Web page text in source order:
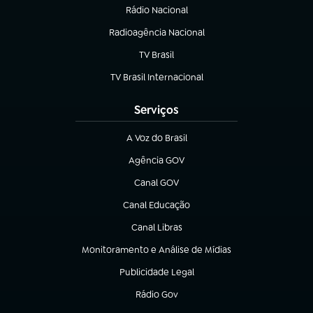
Rádio Nacional
(abre em nova aba)
Radioagência Nacional
(abre em nova aba)
TV Brasil
(abre em nova aba)
TV Brasil Internacional
(abre em nova aba)
Serviços
A Voz do Brasil
(abre em nova aba)
Agência GOV
(abre em nova aba)
Canal GOV
(abre em nova aba)
Canal Educação
(abre em nova aba)
Canal Libras
(abre em nova aba)
Monitoramento e Análise de Mídias
(abre em nova aba)
Publicidade Legal
(abre em nova aba)
Rádio Gov
(abre em nova aba)